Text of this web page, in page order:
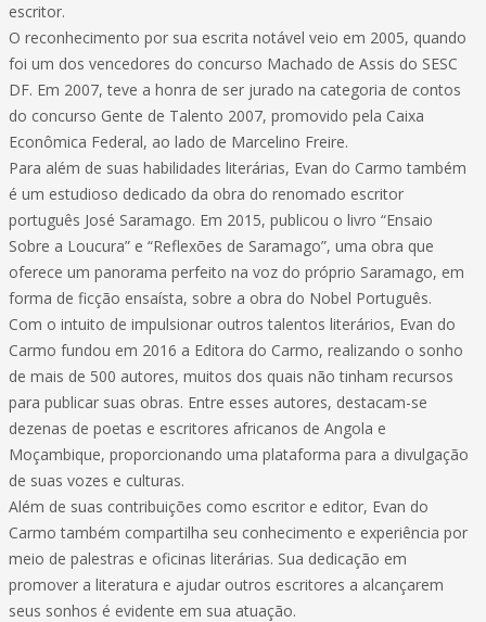
escritor.
O reconhecimento por sua escrita notável veio em 2005, quando
foi um dos vencedores do concurso Machado de Assis do SESC
DF. Em 2007, teve a honra de ser jurado na categoria de contos
do concurso Gente de Talento 2007, promovido pela Caixa
Econômica Federal, ao lado de Marcelino Freire.
Para além de suas habilidades literárias, Evan do Carmo também
é um estudioso dedicado da obra do renomado escritor
português José Saramago. Em 2015, publicou o livro “Ensaio
Sobre a Loucura” e “Reflexões de Saramago”, uma obra que
oferece um panorama perfeito na voz do próprio Saramago, em
forma de ficção ensaísta, sobre a obra do Nobel Português.
Com o intuito de impulsionar outros talentos literários, Evan do
Carmo fundou em 2016 a Editora do Carmo, realizando o sonho
de mais de 500 autores, muitos dos quais não tinham recursos
para publicar suas obras. Entre esses autores, destacam-se
dezenas de poetas e escritores africanos de Angola e
Moçambique, proporcionando uma plataforma para a divulgação
de suas vozes e culturas.
Além de suas contribuições como escritor e editor, Evan do
Carmo também compartilha seu conhecimento e experiência por
meio de palestras e oficinas literárias. Sua dedicação em
promover a literatura e ajudar outros escritores a alcançarem
seus sonhos é evidente em sua atuação.